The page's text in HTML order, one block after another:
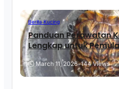
Berita Kucing
Panduan Perawatan
Lengkap untuk Pemula
March 11, 2026•144 Views